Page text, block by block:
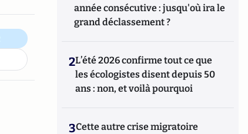
année consécutive : jusqu'où ira le
grand déclassement ?
2L’été 2026 confirme tout ce que
les écologistes disent depuis 50
ans : non, et voilà pourquoi
3Cette autre crise migratoire